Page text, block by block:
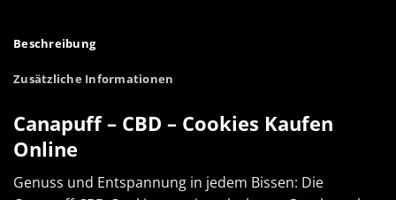
Beschreibung
Zusätzliche Informationen
Canapuff – CBD – Cookies Kaufen
Online
Genuss und Entspannung in jedem Bissen: Die